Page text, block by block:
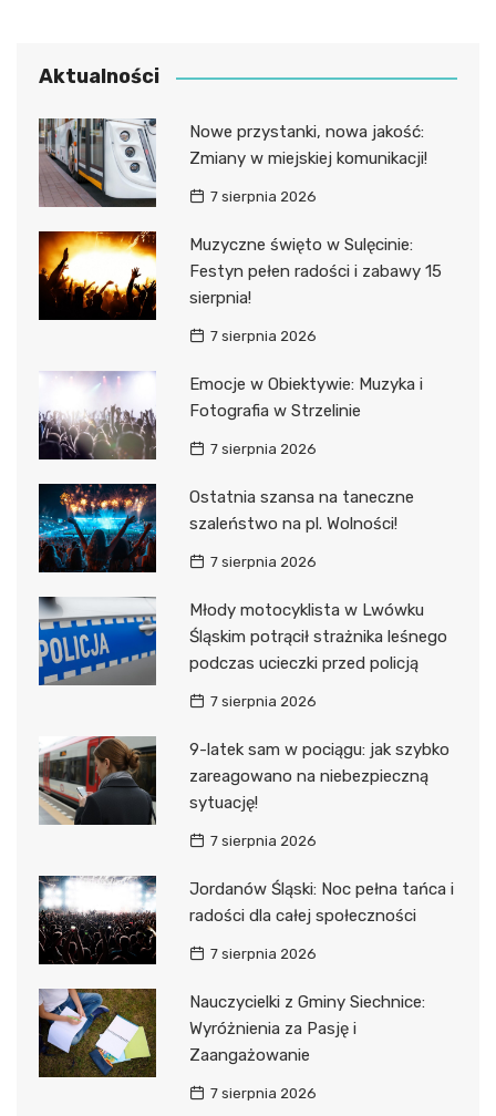
Aktualności
Nowe przystanki, nowa jakość:
Zmiany w miejskiej komunikacji!
7 sierpnia 2026
Muzyczne święto w Sulęcinie:
Festyn pełen radości i zabawy 15
sierpnia!
7 sierpnia 2026
Emocje w Obiektywie: Muzyka i
Fotografia w Strzelinie
7 sierpnia 2026
Ostatnia szansa na taneczne
szaleństwo na pl. Wolności!
7 sierpnia 2026
Młody motocyklista w Lwówku
Śląskim potrącił strażnika leśnego
podczas ucieczki przed policją
7 sierpnia 2026
9-latek sam w pociągu: jak szybko
zareagowano na niebezpieczną
sytuację!
7 sierpnia 2026
Jordanów Śląski: Noc pełna tańca i
radości dla całej społeczności
7 sierpnia 2026
Nauczycielki z Gminy Siechnice:
Wyróżnienia za Pasję i
Zaangażowanie
7 sierpnia 2026